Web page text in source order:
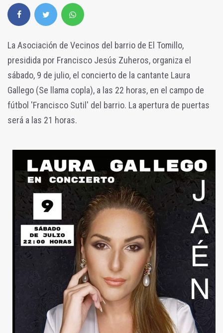
La Asociación de Vecinos del barrio de El Tomillo,
presidida por Francisco Jesús Zuheros, organiza el
sábado, 9 de julio, el concierto de la cantante Laura
Gallego (Se llama copla), a las 22 horas, en el campo de
fútbol 'Francisco Sutil' del barrio. La apertura de puertas
será a las 21 horas.